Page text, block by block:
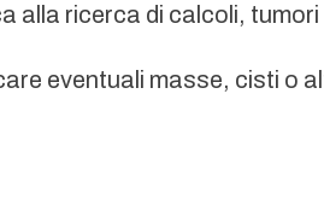
alla ricerca di calcoli,
eventuali masse, cisti o